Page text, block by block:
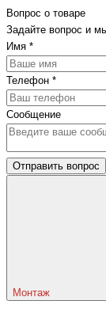
Вопрос о товаре
Задайте вопрос и
Имя *
Телефон *
Сообщение
Отправить вопрос
Монтаж